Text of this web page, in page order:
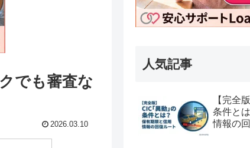
でも審査な
2026.03.10
人気記事
【完全
条件と
情報の